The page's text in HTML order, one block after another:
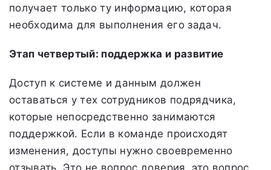
получает только ту информацию, которая
необходима для выполнения его задач.
Этап четвертый: поддержка и развитие
Доступ к системе и данным должен
оставаться у тех сотрудников подрядчика,
которые непосредственно занимаются
поддержкой. Если в команде происходят
изменения, доступы нужно своевременно